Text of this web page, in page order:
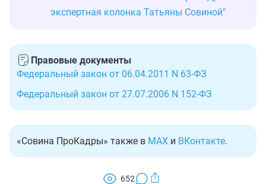
экспертная колонка Татьяны Совиной"
Правовые документы
Федеральный закон от 06.04.2011 N 63-ФЗ
Федеральный закон от 27.07.2006 N 152-ФЗ
«Совина ПроКадры» также в MAX и ВКонтакте.
652